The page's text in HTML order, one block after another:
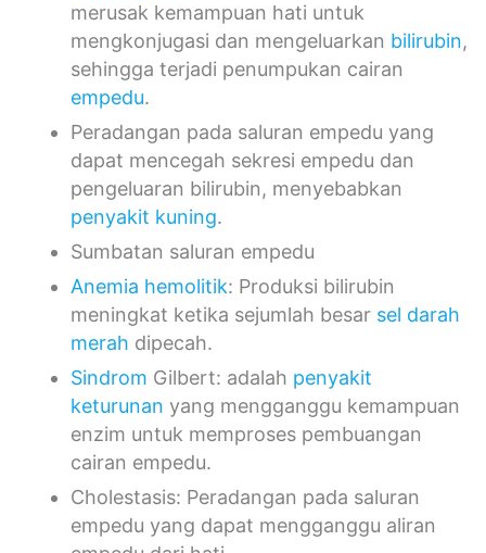
sehingga terjadi penumpukan cairan
empedu.
Peradangan pada saluran empedu yang
dapat mencegah sekresi empedu dan
pengeluaran bilirubin, menyebabkan
penyakit kuning.
Sumbatan saluran empedu
Anemia hemolitik
meningkat ketika sejumlah besar
merahdipecah.
SindromGilbert: adalahpenyakit
keturunanyang mengganggu kemampuan
enzim untuk memproses pembuangan
cairan empedu.
Cholestasis: Peradangan pada saluran
empedu yang dapat mengganggu aliran
empedu dari hati.